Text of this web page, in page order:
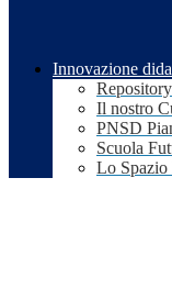
Innovazione
Il nostro
PNSD
Scuola
Lo Spazio